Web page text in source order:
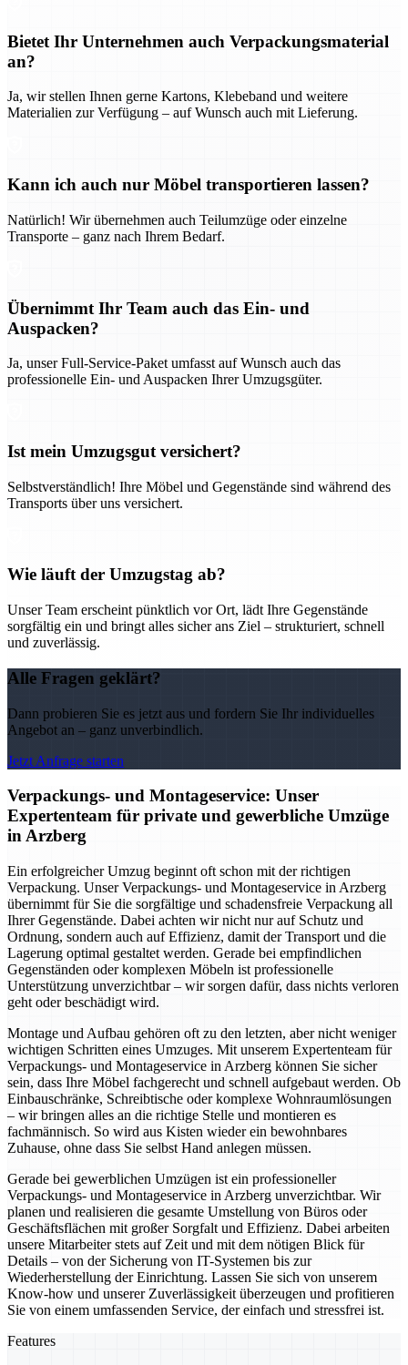
Bietet Ihr Unternehmen auch Verpackungsmaterial
an?
Ja, wir stellen Ihnen gerne Kartons, Klebeband und weitere
Materialien zur Verfügung – auf Wunsch auch mit Lieferung.
Kann ich auch nur Möbel transportieren lassen?
Natürlich! Wir übernehmen auch Teilumzüge oder einzelne
Transporte – ganz nach Ihrem Bedarf.
Übernimmt Ihr Team auch das Ein- und
Auspacken?
Ja, unser Full-Service-Paket umfasst auf Wunsch auch das
professionelle Ein- und Auspacken Ihrer Umzugsgüter.
Ist mein Umzugsgut versichert?
Selbstverständlich! Ihre Möbel und Gegenstände sind während des
Transports über uns versichert.
Wie läuft der Umzugstag ab?
Unser Team erscheint pünktlich vor Ort, lädt Ihre Gegenstände
sorgfältig ein und bringt alles sicher ans Ziel – strukturiert, schnell
und zuverlässig.
Alle Fragen geklärt?
Dann probieren Sie es jetzt aus und fordern Sie Ihr individuelles
Angebot an – ganz unverbindlich.
Jetzt Anfrage starten
Verpackungs- und Montageservice: Unser
Expertenteam für private und gewerbliche Umzüge
in Arzberg
Ein erfolgreicher Umzug beginnt oft schon mit der richtigen
Verpackung. Unser Verpackungs- und Montageservice in Arzberg
übernimmt für Sie die sorgfältige und schadensfreie Verpackung all
Ihrer Gegenstände. Dabei achten wir nicht nur auf Schutz und
Ordnung, sondern auch auf Effizienz, damit der Transport und die
Lagerung optimal gestaltet werden. Gerade bei empfindlichen
Gegenständen oder komplexen Möbeln ist professionelle
Unterstützung unverzichtbar – wir sorgen dafür, dass nichts verloren
geht oder beschädigt wird.
Montage und Aufbau gehören oft zu den letzten, aber nicht weniger
wichtigen Schritten eines Umzuges. Mit unserem Expertenteam für
Verpackungs- und Montageservice in Arzberg können Sie sicher
sein, dass Ihre Möbel fachgerecht und schnell aufgebaut werden. Ob
Einbauschränke, Schreibtische oder komplexe Wohnraumlösungen
– wir bringen alles an die richtige Stelle und montieren es
fachmännisch. So wird aus Kisten wieder ein bewohnbares
Zuhause, ohne dass Sie selbst Hand anlegen müssen.
Gerade bei gewerblichen Umzügen ist ein professioneller
Verpackungs- und Montageservice in Arzberg unverzichtbar. Wir
planen und realisieren die gesamte Umstellung von Büros oder
Geschäftsflächen mit großer Sorgfalt und Effizienz. Dabei arbeiten
unsere Mitarbeiter stets auf Zeit und mit dem nötigen Blick für
Details – von der Sicherung von IT-Systemen bis zur
Wiederherstellung der Einrichtung. Lassen Sie sich von unserem
Know-how und unserer Zuverlässigkeit überzeugen und profitieren
Sie von einem umfassenden Service, der einfach und stressfrei ist.
Features